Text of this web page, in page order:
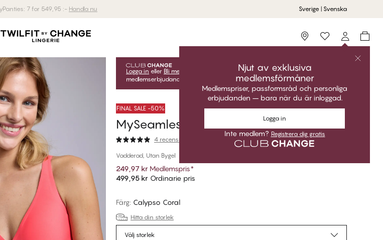
Fri leverans vid köp över 800 kr. Sverige | Svenska
Storefinder
Njut av exklusiva
medlemsförmåner
Medlemspriser, passformsråd och personliga
erbjudanden – bara när du är inloggad.
Logga in
Inte medlem? Registrera dig gratis
Logga in eller Bli medlem
gratis för att låsa upp dina exklusiva
medlemserbjudanden! Klubbpriser är endast giltiga när du är inloggad.
FINAL SALE -50%
MySeamless Plunge Bralette
4 recensioner
Vadderad, Utan Bygel
249,97 kr Medlemspris*
499,95 kr Ordinarie pris
Färg: Calypso Coral
Hitta din storlek
Välj storlek